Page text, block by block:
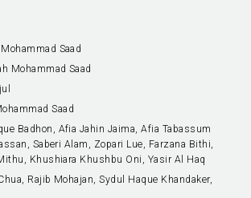
Saad
Mohammad Saad
Saad
Badhon, Afia Jahin Jaima, Afia Tabassum
Saberi Alam, Zopari Lue, Farzana Bithi,
Khushiara Khushbu Oni, Yasir Al Haq
Rajib Mohajan, Sydul Haque Khandaker,